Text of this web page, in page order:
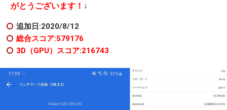
がとうございます！ ↓
追加日:2020/8/12
総合スコア:579176
3D（GPU）スコア:216743